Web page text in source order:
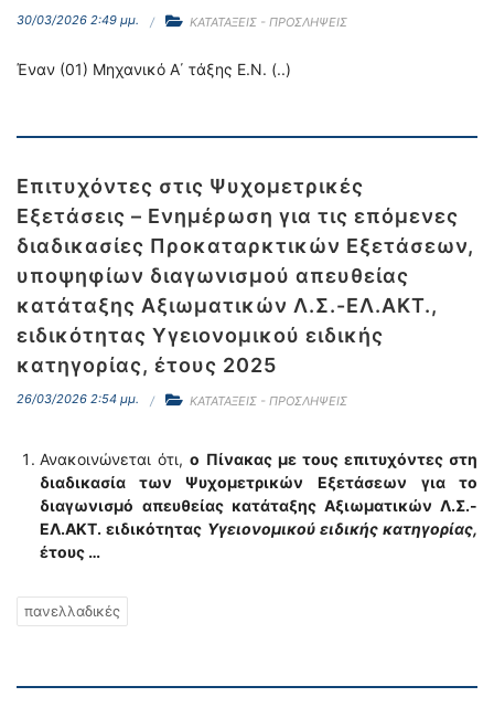
30/03/2026 2:49 μμ. ΚΑΤΑΤΑΞΕΙΣ - ΠΡΟΣΛΗΨΕΙΣ
Έναν (01) Μηχανικό Α΄ τάξης Ε.Ν. (..)
Επιτυχόντες στις Ψυχομετρικές
Εξετάσεις – Ενημέρωση για τις επόμενες
διαδικασίες Προκαταρκτικών Εξετάσεων,
υποψηφίων διαγωνισμού απευθείας
κατάταξης Αξιωματικών Λ.Σ.-ΕΛ.ΑΚΤ.,
ειδικότητας Υγειονομικού ειδικής
κατηγορίας, έτους 2025
26/03/2026 2:54 μμ. ΚΑΤΑΤΑΞΕΙΣ - ΠΡΟΣΛΗΨΕΙΣ
Ανακοινώνεται ότι, o Πίνακας με τους επιτυχόντες στη
διαδικασία των Ψυχομετρικών Εξετάσεων
για το
διαγωνισμό απευθείας κατάταξης Αξιωματικών Λ.Σ.-
ΕΛ.ΑΚΤ. ειδικότητας Υγειονομικού ειδικής κατηγορίας,
έτους …
πανελλαδικές